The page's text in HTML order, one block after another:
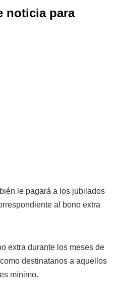
noticia para
le pagará a los jubilados
al bono extra
extra durante los meses de
destinatarios a aquellos
mínimo.